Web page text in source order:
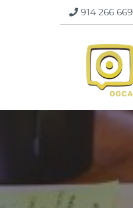
914 266 669